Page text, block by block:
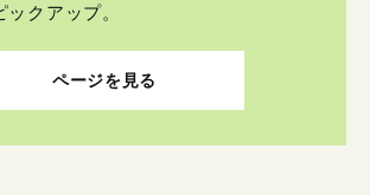
クアップ。
ページを見る